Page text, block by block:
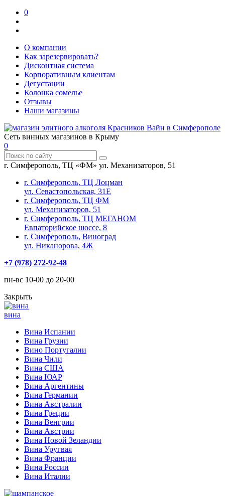
0
О компании
Как зарезервировать?
Дисконтная система
Корпоративным клиентам
Дегустации
Колонка сомелье
Отзывы
Наши магазины
Сеть винных магазинов в Крыму
0
г. Симферополь, ТЦ «ФМ» ул. Механизаторов, 51
г. Симферополь, ТЦ Лоцман
ул. Севастопольская, 31Е
г. Симферополь, ТЦ ФМ
ул. Механизаторов, 51
г. Симферополь, ТЦ МЕГАНОМ
Евпаторийское шоссе, 8
г. Симферополь, Виноград
ул. Никанорова, 4Ж
+7 (978) 272-92-48
пн-вс 10-00 до 20-00
Закрыть
вина
Вина Испании
Вина Грузии
Вино Португалии
Вина Чили
Вина США
Вина ЮАР
Вина Аргентины
Вина Германии
Вина Австралии
Вина Греции
Вина Венгрии
Вина Австрии
Вина Новой Зеландии
Вина Уругвая
Вина Франции
Вина России
Вина Италии